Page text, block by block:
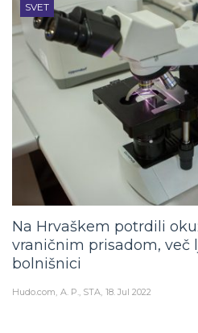
SVET
Na Hrvaškem potrdili
vraničnim prisadom, več
bolnišnici
Hudo.com A. P., STA 18. Jul 2022